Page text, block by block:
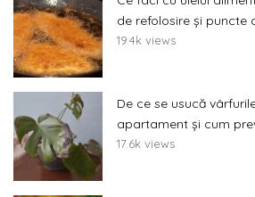
de refolosire și puncte
19.4k views
De ce se usucă
apartament și cum
17.6k views